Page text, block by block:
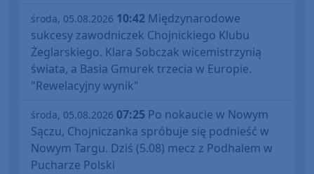
środa, 05.08.2026 10:42 Międzynarodowe
sukcesy zawodniczek Chojnickiego Klubu
Żeglarskiego. Klara Sobczak wicemistrzynią
świata, a Basia Gmurek trzecia w Europie.
"Rewelacyjny wynik"
środa, 05.08.2026 07:25 Po nokaucie w Nowym
Sączu, Chojniczanka spróbuje się podnieść w
Nowym Targu. Dziś (5.08) mecz z Podhalem w
Pucharze Polski